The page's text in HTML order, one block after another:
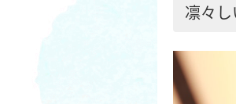
凛々